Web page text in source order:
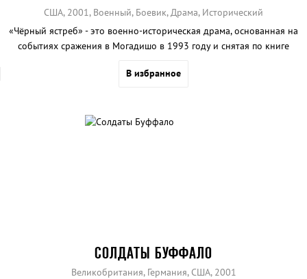
США, 2001, Военный, Боевик, Драма, Исторический
«Чёрный ястреб» - это военно-историческая драма, основанная на
событиях сражения в Могадишо в 1993 году и снятая по книге
В избранное
СОЛДАТЫ БУФФАЛО
Великобритания, Германия, США, 2001